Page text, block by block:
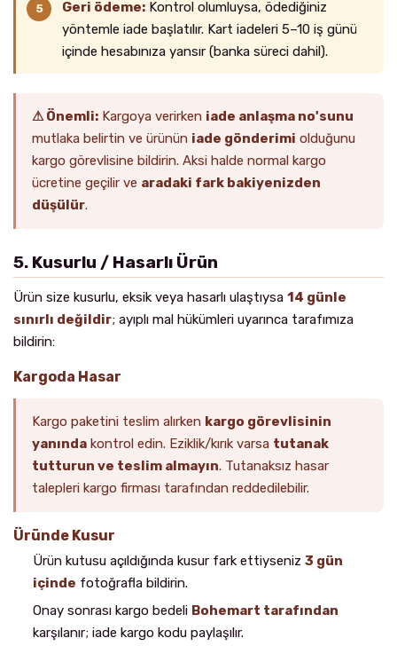
Geri ödeme: Kontrol olumluysa, ödediğiniz
yöntemle iade başlatılır. Kart iadeleri 5–10 iş günü
içinde hesabınıza yansır (banka süreci dahil).
⚠ Önemli: Kargoya verirken iade anlaşma no'sunu
mutlaka belirtin ve ürünün iade gönderimi olduğunu
kargo görevlisine bildirin. Aksi halde normal kargo
ücretine geçilir ve aradaki fark bakiyenizden
düşülür.
5. Kusurlu / Hasarlı Ürün
Ürün size kusurlu, eksik veya hasarlı ulaştıysa 14 günle
sınırlı değildir; ayıplı mal hükümleri uyarınca tarafımıza
bildirin:
Kargoda Hasar
Kargo paketini teslim alırken kargo görevlisinin
yanında kontrol edin. Eziklik/kırık varsa tutanak
tutturun ve teslim almayın. Tutanaksız hasar
talepleri kargo firması tarafından reddedilebilir.
Üründe Kusur
Ürün kutusu açıldığında kusur fark ettiyseniz 3 gün
içinde fotoğrafla bildirin.
Onay sonrası kargo bedeli Bohemart tarafından
karşılanır; iade kargo kodu paylaşılır.